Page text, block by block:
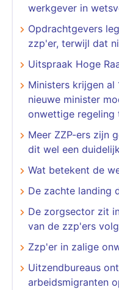
werkgever in
Opdrachtgevers
zzp'er, terwijl dat
Uitspraak Hoge
Ministers krijgen al
nieuwe minister
onwettige regeling
Meer ZZP-ers zijn
dit wel een
Wat betekent de
De zachte landing
De zorgsector zit
van de zzp'ers
Zzp'er in zalige
Uitzendbureaus
arbeidsmigranten